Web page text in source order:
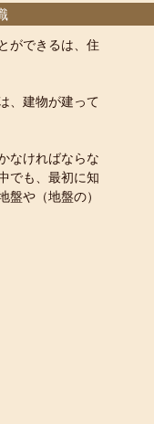
ができるは、住
、建物が建って
なければならな
でも、最初に知
や（地盤の）